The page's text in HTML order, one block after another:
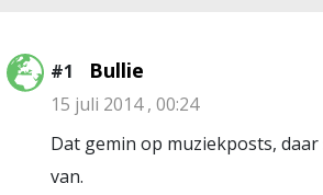
#1 Bullie
15 juli 2014 , 00:24
Dat gemin op muziekposts,
van.